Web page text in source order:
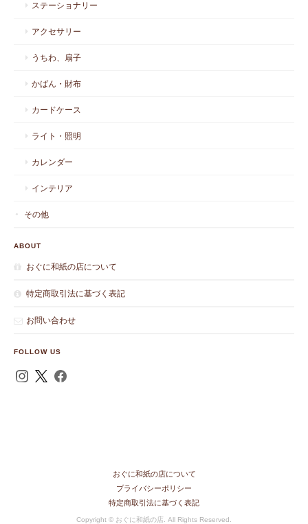
ステーショナリー
アクセサリー
うちわ、扇子
かばん・財布
カードケース
ライト・照明
カレンダー
インテリア
その他
ABOUT
おぐに和紙の店について
特定商取引法に基づく表記
お問い合わせ
FOLLOW US
おぐに和紙の店について
プライバシーポリシー
特定商取引法に基づく表記
Copyright © おぐに和紙の店. All Rights Reserved.